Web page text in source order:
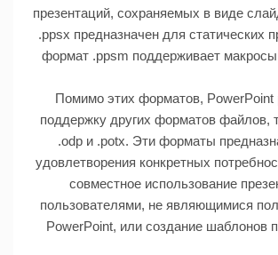
презентаций, сохраняемых в виде
.ppsx предназначен для статических
формат .ppsm поддерживает
Помимо этих форматов, PowerPoint
поддержку других форматов файлов,
.odp и .potx. Эти форматы
удовлетворения конкретных
совместное использование
пользователями, не являющимися
PowerPoint, или создание шаблонов